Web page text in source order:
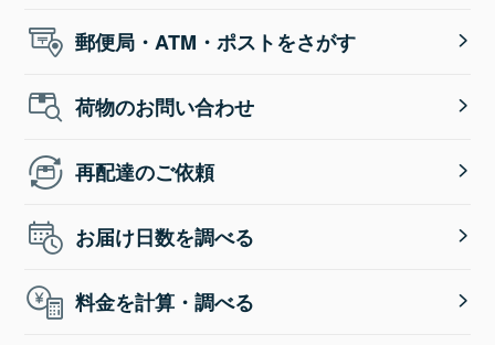
郵便局・ATM・ポストをさがす
荷物のお問い合わせ
再配達のご依頼
お届け日数を調べる
料金を計算・調べる